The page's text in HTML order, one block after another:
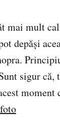
mai mult
depăși
sigur